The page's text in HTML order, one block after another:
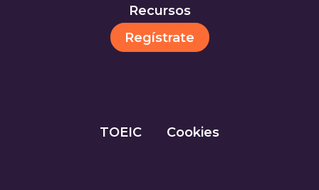
Recursos
Regístrate
TOEIC Cookies